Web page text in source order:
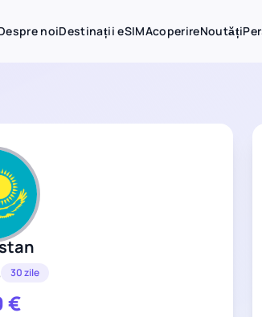
noiDestinații eSIMAcoperireNoutăți
30 zile
€